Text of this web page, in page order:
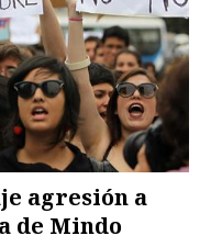
agresión a
de Mindo